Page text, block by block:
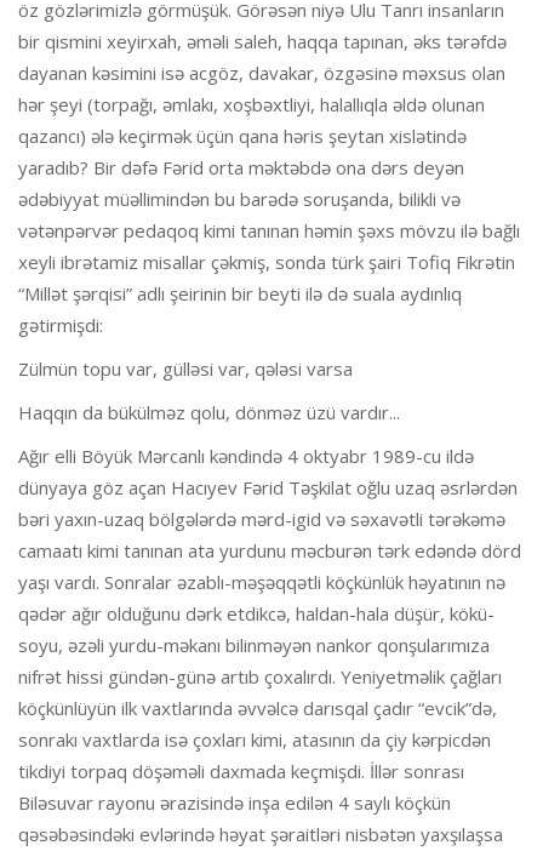
öz gözlərimizlə görmüşük. Görəsən niyə Ulu Tanrı insanların
bir qismini xeyirxah, əməli saleh, haqqa tapınan, əks tərəfdə
dayanan kəsimini isə acgöz, davakar, özgəsinə məxsus olan
hər şeyi (torpağı, əmlakı, xoşbəxtliyi, halallıqla əldə olunan
qazancı) ələ keçirmək üçün qana həris şeytan xislətində
yaradıb? Bir dəfə Fərid orta məktəbdə ona dərs deyən
ədəbiyyat müəllimindən bu barədə soruşanda, bilikli və
vətənpərvər pedaqoq kimi tanınan həmin şəxs mövzu ilə bağlı
xeyli ibrətamiz misallar çəkmiş, sonda türk şairi Tofiq Fikrətin
“Millət şərqisi” adlı şeirinin bir beyti ilə də suala aydınlıq
gətirmişdi:
Zülmün topu var, gülləsi var, qələsi varsa
Haqqın da bükülməz qolu, dönməz üzü vardır...
Ağır elli Böyük Mərcanlı kəndində 4 oktyabr 1989-cu ildə
dünyaya göz açan Hacıyev Fərid Təşkilat oğlu uzaq əsrlərdən
bəri yaxın-uzaq bölgələrdə mərd-igid və səxavətli tərəkəmə
camaatı kimi tanınan ata yurdunu məcburən tərk edəndə dörd
yaşı vardı. Sonralar əzablı-məşəqqətli köçkünlük həyatının nə
qədər ağır olduğunu dərk etdikcə, haldan-hala düşür, kökü-
soyu, əzəli yurdu-məkanı bilinməyən nankor qonşularımıza
nifrət hissi gündən-günə artıb çoxalırdı. Yeniyetməlik çağları
köçkünlüyün ilk vaxtlarında əvvəlcə darısqal çadır “evcik”də,
sonrakı vaxtlarda isə çoxları kimi, atasının da çiy kərpicdən
tikdiyi torpaq döşəməli daxmada keçmişdi. İllər sonrası
Biləsuvar rayonu ərazisində inşa edilən 4 saylı köçkün
qəsəbəsindəki evlərində həyat şəraitləri nisbətən yaxşılaşsa